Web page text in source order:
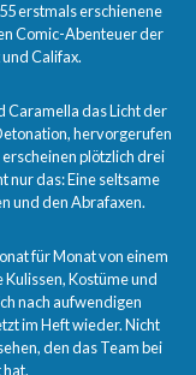
erstmals erschienene
Comic-Abenteuer der
Califax.
Caramella das Licht der
hervorgerufen
plötzlich drei
nur das: Eine seltsame
und den Abrafaxen.
für Monat von einem
Kostüme und
nach aufwendigen
im Heft wieder. Nicht
den das Team bei